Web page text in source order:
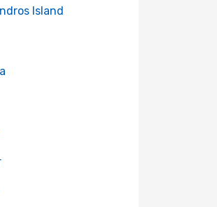
Island